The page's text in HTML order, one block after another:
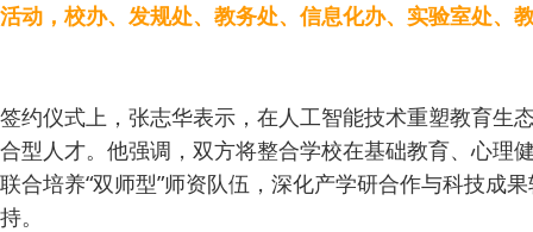
活动，校办、发规处、教务处、信息化办、实验室处、
签约仪式上，张志华表示，在人工智能技术重塑教育生
合型人才。他强调，双方将整合学校在基础教育、心理
联合培养“双师型”师资队伍，深化产学研合作与科技成
持。